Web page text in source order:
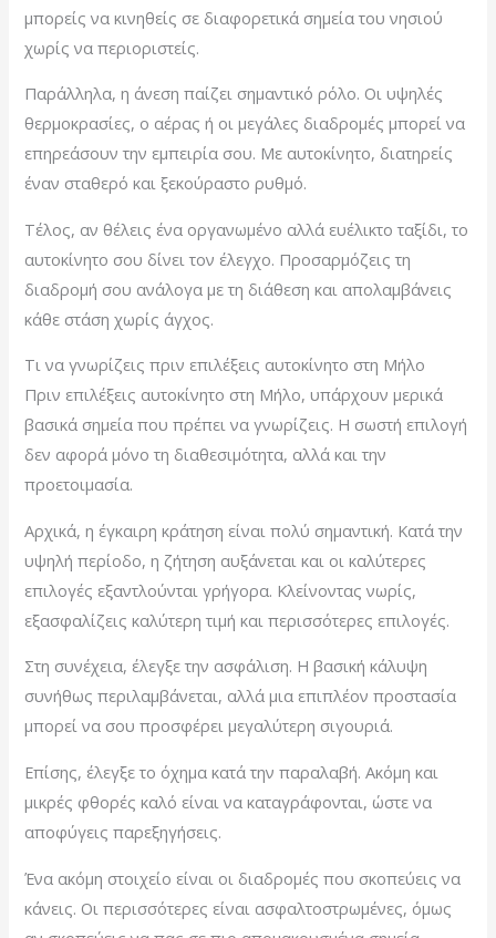
μπορείς να κινηθείς σε διαφορετικά σημεία του νησιού
χωρίς να περιοριστείς.
Παράλληλα, η άνεση παίζει σημαντικό ρόλο. Οι υψηλές
θερμοκρασίες, ο αέρας ή οι μεγάλες διαδρομές μπορεί να
επηρεάσουν την εμπειρία σου. Με αυτοκίνητο, διατηρείς
έναν σταθερό και ξεκούραστο ρυθμό.
Τέλος, αν θέλεις ένα οργανωμένο αλλά ευέλικτο ταξίδι, το
αυτοκίνητο σου δίνει τον έλεγχο. Προσαρμόζεις τη
διαδρομή σου ανάλογα με τη διάθεση και απολαμβάνεις
κάθε στάση χωρίς άγχος.
Τι να γνωρίζεις πριν επιλέξεις αυτοκίνητο στη Μήλο
Πριν επιλέξεις αυτοκίνητο στη Μήλο, υπάρχουν μερικά
βασικά σημεία που πρέπει να γνωρίζεις. Η σωστή επιλογή
δεν αφορά μόνο τη διαθεσιμότητα, αλλά και την
προετοιμασία.
Αρχικά, η έγκαιρη κράτηση είναι πολύ σημαντική. Κατά την
υψηλή περίοδο, η ζήτηση αυξάνεται και οι καλύτερες
επιλογές εξαντλούνται γρήγορα. Κλείνοντας νωρίς,
εξασφαλίζεις καλύτερη τιμή και περισσότερες επιλογές.
Στη συνέχεια, έλεγξε την ασφάλιση. Η βασική κάλυψη
συνήθως περιλαμβάνεται, αλλά μια επιπλέον προστασία
μπορεί να σου προσφέρει μεγαλύτερη σιγουριά.
Επίσης, έλεγξε το όχημα κατά την παραλαβή. Ακόμη και
μικρές φθορές καλό είναι να καταγράφονται, ώστε να
αποφύγεις παρεξηγήσεις.
Ένα ακόμη στοιχείο είναι οι διαδρομές που σκοπεύεις να
κάνεις. Οι περισσότερες είναι ασφαλτοστρωμένες, όμως